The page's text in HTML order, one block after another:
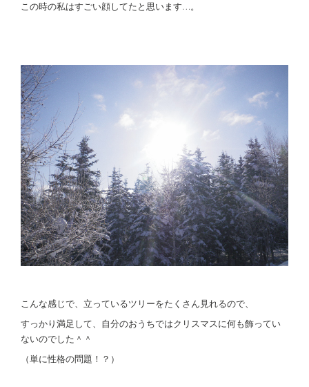
この時の私はすごい顔してたと思います…。
こんな感じで、立っているツリーをたくさん見れるので、
すっかり満足して、自分のおうちではクリスマスに何も飾ってい
ないのでした＾＾
（単に性格の問題！？）